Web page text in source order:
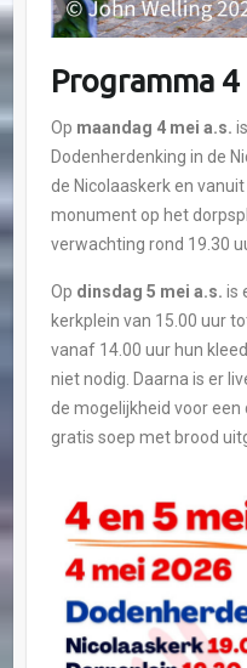
Programma
Op maandag 4 mei a.s.
Dodenherdenking in de
de Nicolaaskerk en
monument op het
verwachting rond 19.30
Op dinsdag 5 mei a.s. is
kerkplein van 15.00 uur
vanaf 14.00 uur hun
niet nodig. Daarna is er
de mogelijkheid voor
gratis soep met brood